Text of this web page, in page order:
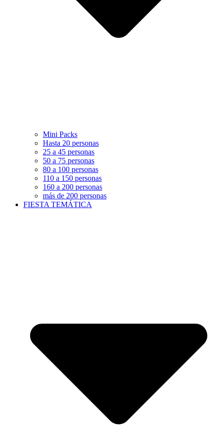
Mini Packs
Hasta 20 personas
25 a 45 personas
50 a 75 personas
80 a 100 personas
110 a 150 personas
160 a 200 personas
más de 200 personas
FIESTA TEMÁTICA